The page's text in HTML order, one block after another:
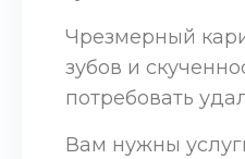
Чрезмерный
зубов и
потребовать
Вам нужны